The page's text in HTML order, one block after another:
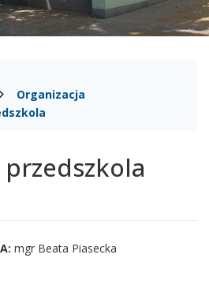
Organizacja
mgr Beata Piasecka